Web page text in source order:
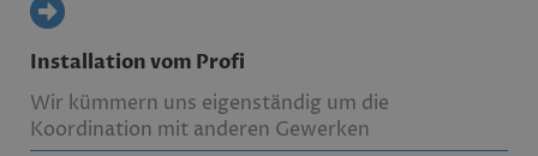
Installation vom Profi
Wir kümmern uns eigenständig um die
Koordination mit anderen Gewerken